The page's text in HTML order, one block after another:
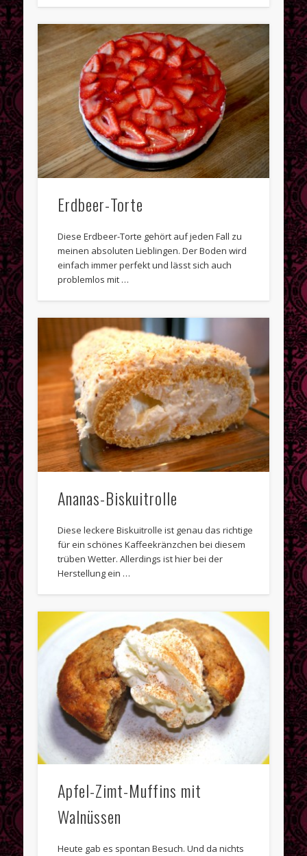
Erdbeer-Torte
Diese Erdbeer-Torte gehört auf jeden Fall zu
meinen absoluten Lieblingen. Der Boden wird
einfach immer perfekt und lässt sich auch
problemlos mit …
Ananas-Biskuitrolle
Diese leckere Biskuitrolle ist genau das richtige
für ein schönes Kaffeekränzchen bei diesem
trüben Wetter. Allerdings ist hier bei der
Herstellung ein …
Apfel-Zimt-Muffins mit
Walnüssen
Heute gab es spontan Besuch. Und da nichts